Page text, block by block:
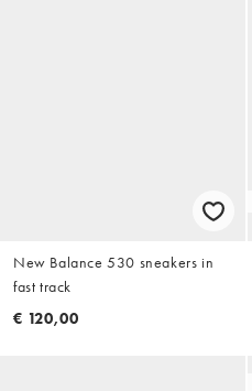
New Balance 530 sneakers in
fast track
€ 120,00